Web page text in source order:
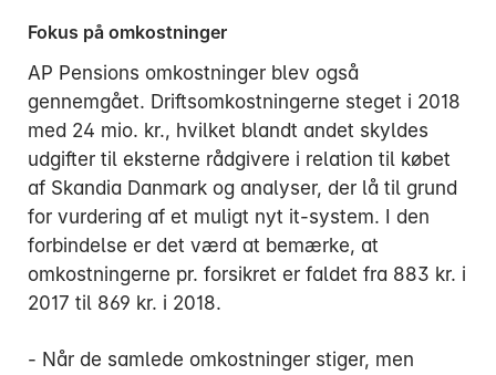
Fokus på omkostninger
AP Pensions omkostninger blev også
gennemgået. Driftsomkostningerne steget i 2018
med 24 mio. kr., hvilket blandt andet skyldes
udgifter til eksterne rådgivere i relation til købet
af Skandia Danmark og analyser, der lå til grund
for vurdering af et muligt nyt it-system. I den
forbindelse er det værd at bemærke, at
omkostningerne pr. forsikret er faldet fra 883 kr. i
2017 til 869 kr. i 2018.
- Når de samlede omkostninger stiger, men